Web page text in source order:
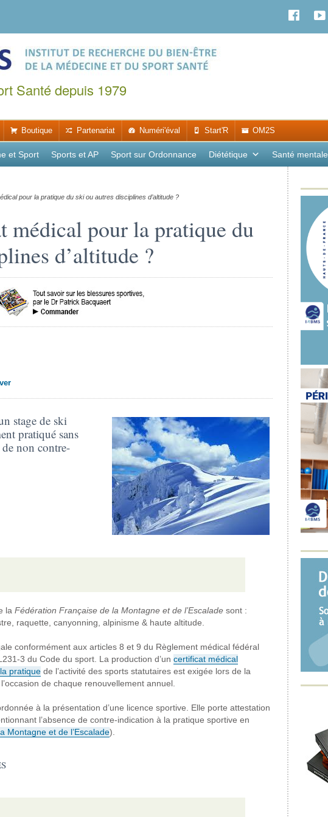
Santé depuis 1979
Boutique Partenariat Numéri'éval Start'R OM2S
et Sport Sports et AP Sport sur Ordonnance Diététique Santé mentale
pour la pratique du ski ou autres disciplines d’altitude ?
médical pour la pratique du
d’altitude ?
stage de ski
pratiqué sans
non contre-
la Fédération Française de la Montagne et de l’Escaladesont :
raquette, canyonning, alpinisme & haute altitude.
conformément aux articles 8 et 9 du Règlement médical fédéral
3 du Code du sport. La production d’un certificat médical
pratiquede l’activité des sports statutaires est exigée lors de la
de chaque renouvellement annuel.
à la présentation d’une licence sportive. Elle porte attestation
l’absence de contre-indication à la pratique sportive en
Montagne et de l’Escalade).